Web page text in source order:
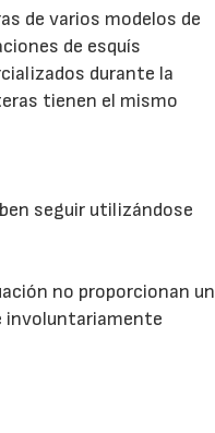
de varios modelos de
de esquís
durante la
tienen el mismo
seguir utilizándose
no proporcionan un
involuntariamente